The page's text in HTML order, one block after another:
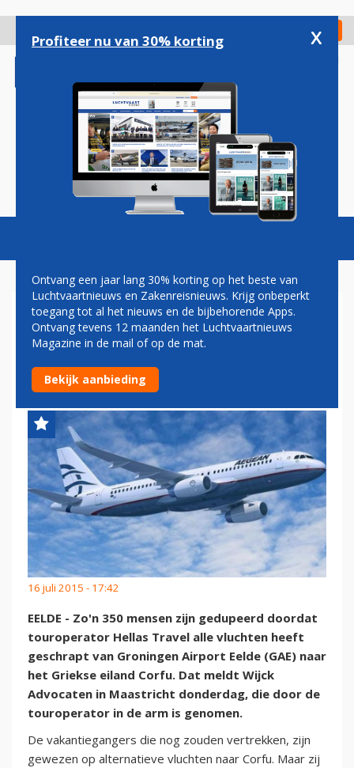
gaan
Check in
Magazine Podcasts Vacatures
ADVOCAAT: 350 MENSEN
GEDUPEERD DOOR
PROBLEMEN HELLAS TRAVEL
16 juli 2015 - 17:42
EELDE - Zo'n 350 mensen zijn gedupeerd doordat
touroperator Hellas Travel alle vluchten heeft
geschrapt van Groningen Airport Eelde (GAE) naar
het Griekse eiland Corfu. Dat meldt Wijck
Advocaten in Maastricht donderdag, die door de
touroperator in de arm is genomen.
De vakantiegangers die nog zouden vertrekken, zijn
gewezen op alternatieve vluchten naar Corfu. Maar zij
Profiteer nu van 30% korting x
Ontvang een jaar lang 30% korting op het beste van
Luchtvaartnieuws en Zakenreisnieuws. Krijg onbeperkt
toegang tot al het nieuws en de bijbehorende Apps.
Ontvang tevens 12 maanden het Luchtvaartnieuws
Magazine in de mail of op de mat.
Bekijk aanbieding